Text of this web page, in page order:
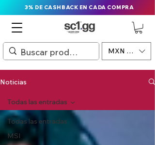
3% DE CASHBACK EN CADA COMPRA
MXN ($)
Noticias
Todas las entradas
MSI
Todas las entradas